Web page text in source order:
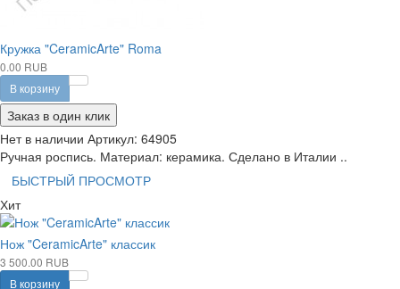
Кружка "CeramicArte" Roma
0.00 RUB
В корзину
Заказ в один клик
Нет в наличии Артикул: 64905
Ручная роспись. Материал: керамика. Сделано в Италии ..
БЫСТРЫЙ ПРОСМОТР
Хит
Нож "CeramicArte" классик
3 500.00 RUB
В корзину